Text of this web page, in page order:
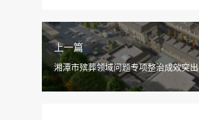
上一篇
湘潭市殡葬领域问题专项整治成效突出